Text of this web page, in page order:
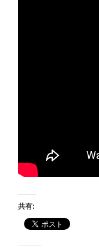
共有: